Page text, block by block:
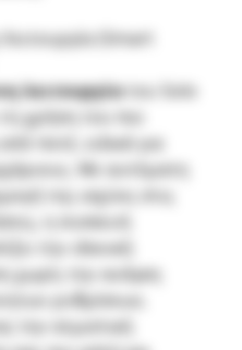
(Smart
λειτουργίατου Solo
χρήση του πιο
ποτέ, ειδικά για
Με αυτόματη
της ισχύος στις
η συσκευή
την ιδανική
χωρίς την ανάγκη
ρυθμίσεων,
την ατμιστική